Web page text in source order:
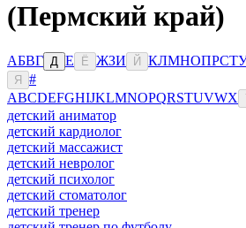
(Пермский край)
АБВГ Д Е Ё ЖЗИ Й КЛМНОПРСТУ
Я
#
ABCDEFGHIJKLMNOPQRSTUVWX
детский аниматор
детский кардиолог
детский массажист
детский невролог
детский психолог
детский стоматолог
детский тренер